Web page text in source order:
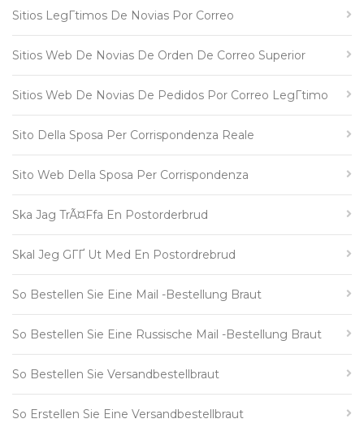
Sitios LegГ­timos De Novias Por Correo
Sitios Web De Novias De Orden De Correo Superior
Sitios Web De Novias De Pedidos Por Correo LegГ­timo
Sito Della Sposa Per Corrispondenza Reale
Sito Web Della Sposa Per Corrispondenza
Ska Jag TrÃ¤ffa En Postorderbrud
Skal Jeg GГҐ Ut Med En Postordrebrud
So Bestellen Sie Eine Mail -Bestellung Braut
So Bestellen Sie Eine Russische Mail -Bestellung Braut
So Bestellen Sie Versandbestellbraut
So Erstellen Sie Eine Versandbestellbraut